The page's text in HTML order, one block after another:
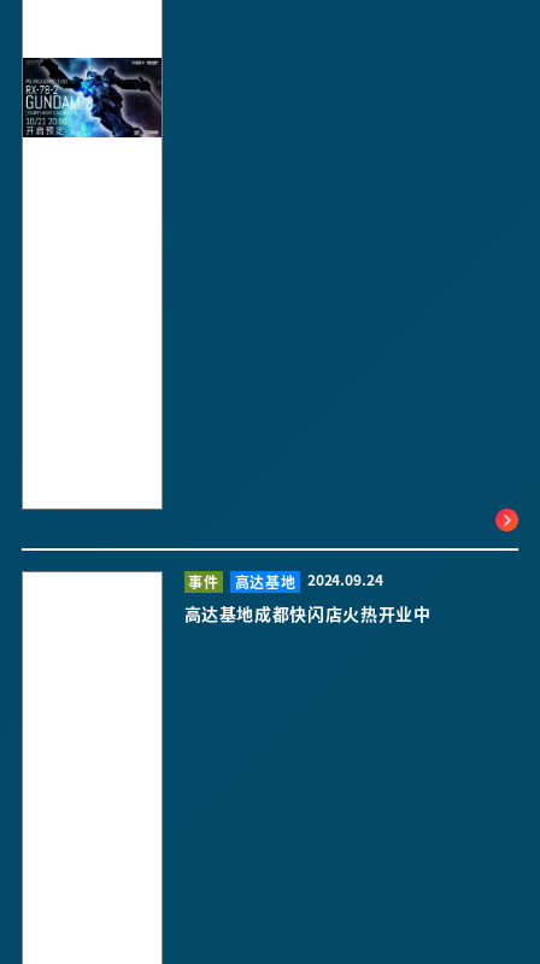
事件 高达基地 2024.09.24
高达基地成都快闪店火热开业中